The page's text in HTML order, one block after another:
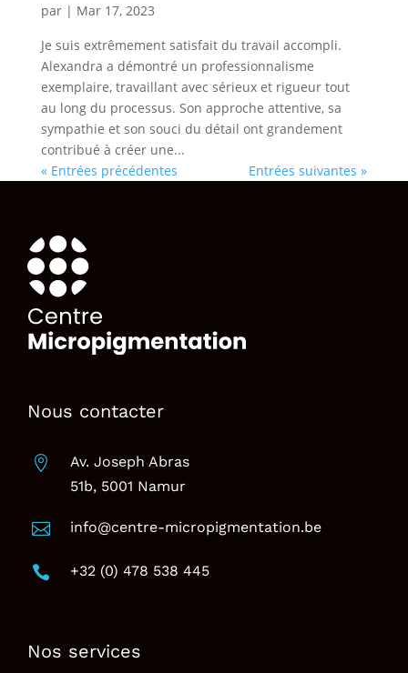
par | Mar 17, 2023
Je suis extrêmement satisfait du travail accompli.
Alexandra a démontré un professionnalisme
exemplaire, travaillant avec sérieux et rigueur tout
au long du processus. Son approche attentive, sa
sympathie et son souci du détail ont grandement
contribué à créer une...
« Entrées précédentes
Entrées suivantes »
Nous contacter

Av. Joseph Abras
51b, 5001 Namur
 info@centre-micropigmentation.be
 +32 (0) 478 538 445
Nos services